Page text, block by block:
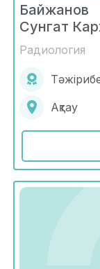
Байжанов
Сунгат
Радиология
Ақтау